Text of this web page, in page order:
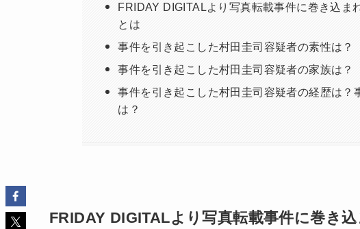
FRIDAY DIGITALより写真転載事件に巻き込ま
とは
事件を引き起こした村田圭司容疑者の素性は？
事件を引き起こした村田圭司容疑者の家族は？
事件を引き起こした村田圭司容疑者の経歴は
は？
FRIDAY DIGITALより写真転載事件に巻き